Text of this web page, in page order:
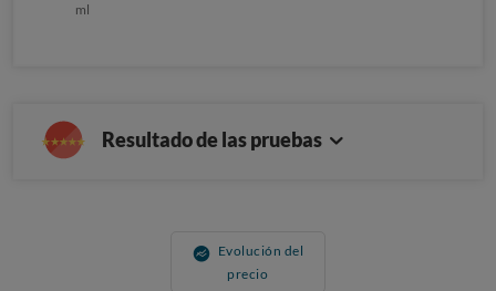
ml
Resultado de las pruebas
Evolución del
precio